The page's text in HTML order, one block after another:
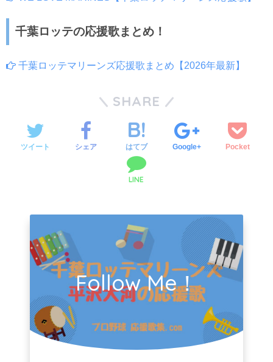
千葉ロッテの応援歌まとめ！
千葉ロッテマリーンズ応援歌まとめ【2026年最新】
SHARE
ツイート シェア はてブ Google+ Pocket
LINE
Follow Me！